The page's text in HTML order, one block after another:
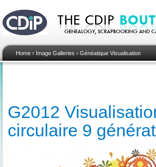
Home › Image Galleries › Généatique Visualisation
G2012
circulaire 9